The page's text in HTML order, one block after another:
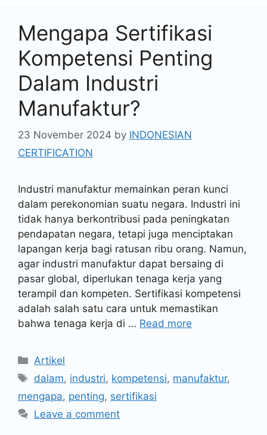
Mengapa Sertifikasi
Kompetensi Penting
Dalam Industri
Manufaktur?
23 November 2024 by INDONESIAN
CERTIFICATION
Industri manufaktur memainkan peran kunci
dalam perekonomian suatu negara. Industri ini
tidak hanya berkontribusi pada peningkatan
pendapatan negara, tetapi juga menciptakan
lapangan kerja bagi ratusan ribu orang. Namun,
agar industri manufaktur dapat bersaing di
pasar global, diperlukan tenaga kerja yang
terampil dan kompeten. Sertifikasi kompetensi
adalah salah satu cara untuk memastikan
bahwa tenaga kerja di … Read more
Artikel
dalam, industri, kompetensi, manufaktur,
mengapa, penting, sertifikasi
Leave a comment